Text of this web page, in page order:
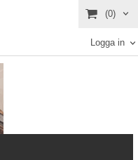
(0)
Logga in